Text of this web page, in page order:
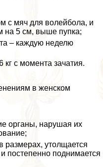
с мяч для волейбола, и
на 5 см, выше пупка;
– каждую неделю
кг с момента зачатия.
в женском
органы, нарушая их
размерах, утолщается
постепенно поднимается